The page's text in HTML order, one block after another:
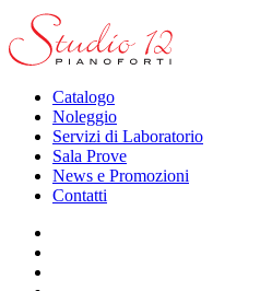
Catalogo
Noleggio
Servizi di Laboratorio
Sala Prove
News e Promozioni
Contatti